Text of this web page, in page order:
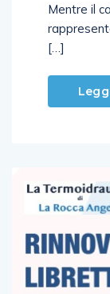
Mentre il
[…]